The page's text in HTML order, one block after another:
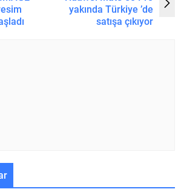
yakında Türkiye ’de
satışa çıkıyor